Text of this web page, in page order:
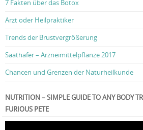
7 Fakten über das Botox
Arzt oder Heilpraktiker
Trends der Brustvergrößerung
Saathafer – Arzneimittelpflanze 2017
Chancen und Grenzen der Naturheilkunde
NUTRITION – SIMPLE GUIDE TO ANY BODY
FURIOUS PETE